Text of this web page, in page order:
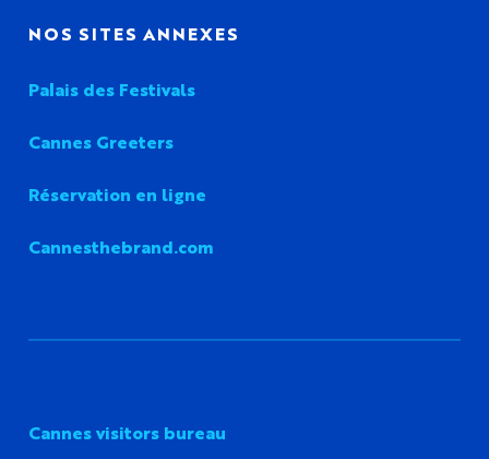
NOS SITES ANNEXES
Palais des Festivals
Cannes Greeters
Réservation en ligne
Cannesthebrand.com
Cannes visitors bureau